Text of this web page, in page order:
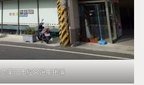
商業門市經常選用捲簾